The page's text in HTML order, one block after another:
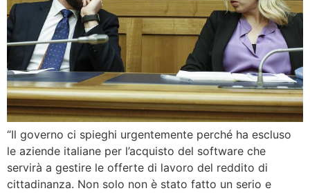
“Il governo ci spieghi urgentemente perché ha escluso
le aziende italiane per l’acquisto del software che
servirà a gestire le offerte di lavoro del reddito di
cittadinanza. Non solo non è stato fatto un serio e